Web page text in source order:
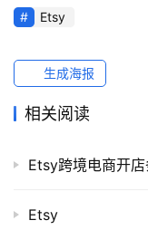
Etsy
生成海报
相关阅读
Etsy跨境电商开
Etsy